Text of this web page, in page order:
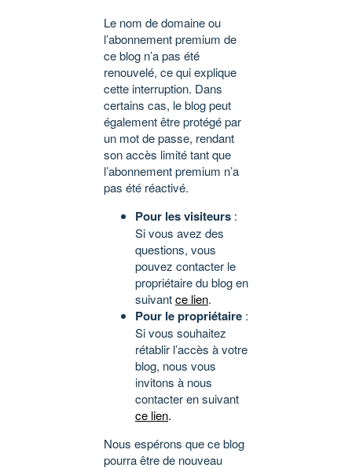
Le nom de domaine ou
l’abonnement premium de
ce blog n’a pas été
renouvelé, ce qui explique
cette interruption. Dans
certains cas, le blog peut
également être protégé par
un mot de passe, rendant
son accès limité tant que
l’abonnement premium n’a
pas été réactivé.
Pour les visiteurs :
Si vous avez des
questions, vous
pouvez contacter le
propriétaire du blog en
suivantce lien.
Pour le propriétaire :
Si vous souhaitez
rétablir l’accès à votre
blog, nous vous
invitons à nous
contacter en suivant
ce lien.
Nous espérons que ce blog
pourra être de nouveau